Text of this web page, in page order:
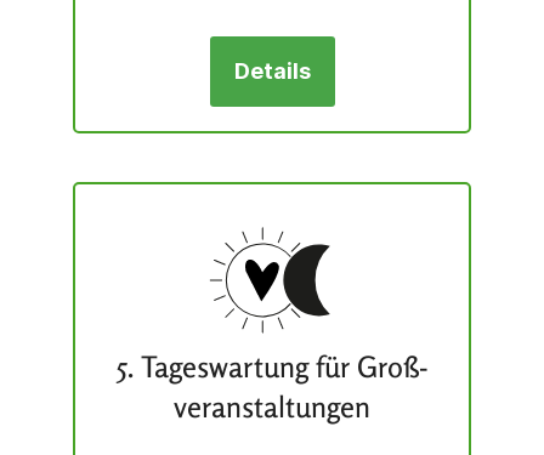
Details
5. Tageswartung für Groß­
veranstaltungen